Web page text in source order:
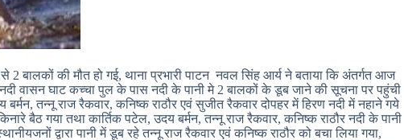
बालकों की मौत हो गई, थाना प्रभारी पाटन नवल सिंह आर्य ने बताया कि अंतर्गत आज
वासन घाट कच्चा पुल के पास नदी के पानी मे 2 बालकों के डूब जाने की सूचना पर पहुंची
तन्नू राज रैकवार, कनिष्क राठौर एवं सुजीत रैकवार दोपहर में हिरण नदी में नहाने गये
बैठ गया तथा कार्तिक पटेल, उदय बर्मन, तन्नू राज रैकवार, कनिष्क राठौर नदी के पानी
द्वारा पानी में डूब रहे तन्नू राज रैकवार एवं कनिष्क राठौर को बचा लिया गया,